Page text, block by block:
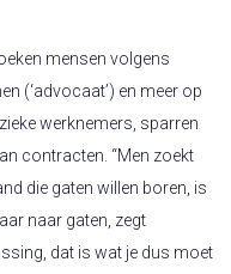
mensen volgens
(‘advocaat’) en meer op
werknemers, sparren
contracten. “Men zoekt
die gaten willen boren, is
naar gaten, zegt
dat is wat je dus moet